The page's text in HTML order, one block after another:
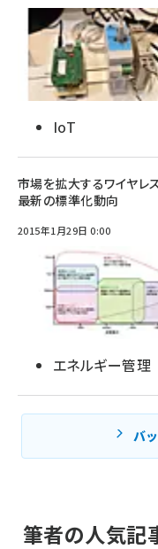
IoT
市場を拡大するワイヤレ
最新の標準化動向
2015年1月29日 0:00
エネルギー管理
バ
筆者の人気記